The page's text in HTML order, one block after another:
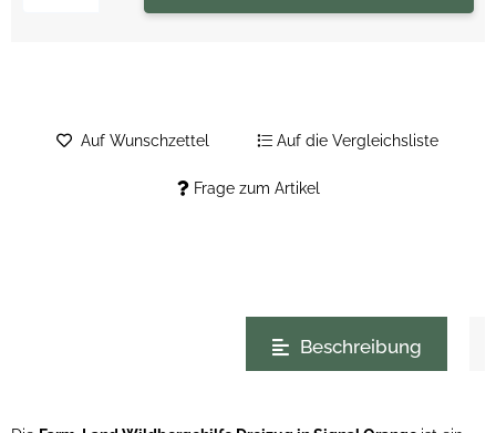
Frage zum Artikel
Auf Wunschzettel Auf die Vergleichsliste
Beschreibung